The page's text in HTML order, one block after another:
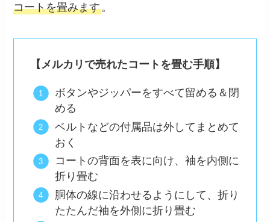
コートを畳みます。
【メルカリで売れたコートを畳む手順】
ボタンやジッパーをすべて留める＆閉
める
ベルトなどの付属品は外してまとめて
おく
コートの背面を表に向け、袖を内側に
折り畳む
胴体の線に沿わせるようにして、折り
たたんだ袖を外側に折り畳む